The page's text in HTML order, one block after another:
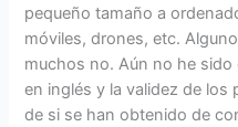
pequeño tamaño a
móviles, drones, etc.
muchos no. Aún no he
en inglés y la validez de
de si se han obtenido de